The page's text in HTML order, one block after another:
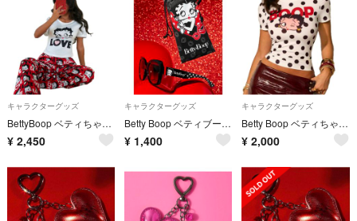
キャラクターグッズ
BettyBoop ベティちゃん ルームウェア 部屋着 セットアップ パジャマ
¥ 2,450
キャラクターグッズ
Betty Boop ベティブープ サングラス 巾着付き ブラック
¥ 1,400
キャラクターグッズ
Betty Boop ベティちゃん 半袖Tシャツ ドット柄 ホワイト
¥ 2,000